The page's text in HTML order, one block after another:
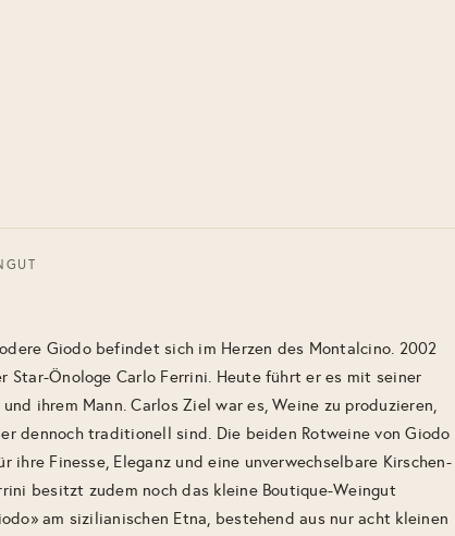
Giodo befindet sich im Herzen des Montalcino. 2002
Star-Önologe Carlo Ferrini. Heute führt er es mit seiner
ihrem Mann. Carlos Ziel war es, Weine zu produzieren,
dennoch traditionell sind. Die beiden Rotweine von Giodo
ihre Finesse, Eleganz und eine unverwechselbare Kirschen-
besitzt zudem noch das kleine Boutique-Weingut
am sizilianischen Etna, bestehend aus nur acht kleinen